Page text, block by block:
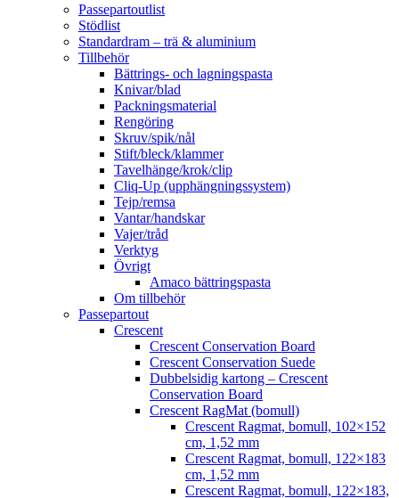
Passepartoutlist
Stödlist
Standardram – trä & aluminium
Tillbehör
Bättrings- och lagningspasta
Knivar/blad
Packningsmaterial
Rengöring
Skruv/spik/nål
Stift/bleck/klammer
Tavelhänge/krok/clip
Cliq-Up (upphängningssystem)
Tejp/remsa
Vantar/handskar
Vajer/tråd
Verktyg
Övrigt
Amaco bättringspasta
Om tillbehör
Passepartout
Crescent
Crescent Conservation Board
Crescent Conservation Suede
Dubbelsidig kartong – Crescent
Conservation Board
Crescent RagMat (bomull)
Crescent Ragmat, bomull, 102×152
cm, 1,52 mm
Crescent Ragmat, bomull, 122×183
cm, 1,52 mm
Crescent Ragmat, bomull, 122×183,